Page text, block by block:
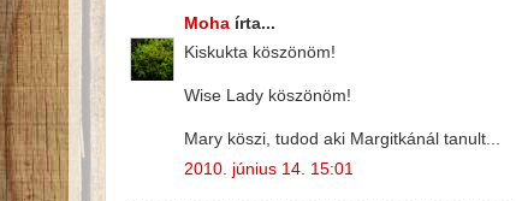
Moha írta...
Kiskukta köszönöm!
Wise Lady köszönöm!
Mary köszi, tudod aki Margitkánál tanult...
2010. június 14. 15:01